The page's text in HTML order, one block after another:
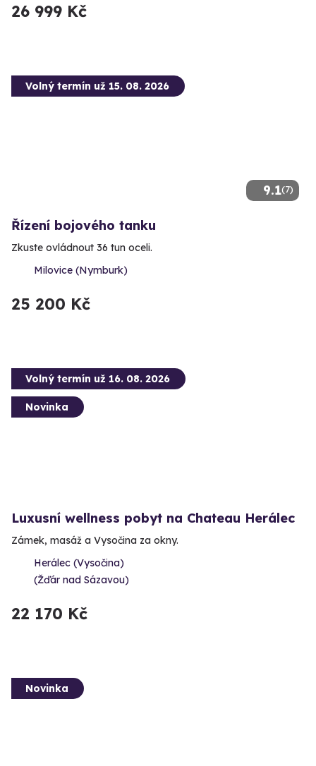
26 999 Kč
9.1(7)
Volný termín už 15. 08. 2026
Řízení bojového tanku
Zkuste ovládnout 36 tun oceli.
Milovice (Nymburk)
25 200 Kč
Volný termín už 16. 08. 2026
Novinka
Luxusní wellness pobyt na Chateau Herálec
Zámek, masáž a Vysočina za okny.
Herálec (Vysočina)
(Žďár nad Sázavou)
22 170 Kč
Novinka